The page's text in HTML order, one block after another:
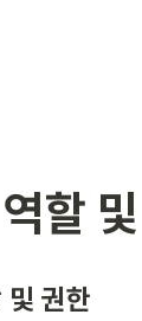
할
및 권한